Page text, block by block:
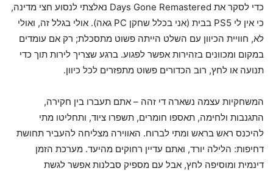
כדי לסקר את Days Gone Remastered נאלצתי לנסוע חצי מדינה,
כי אין לי PS5 בבית (אני בכלל שחקן PC גאה). אולי בגלל זה, ואולי
לא, חוויית הכיוון עם השלט הייתה פשוט מתסכלת; רק אם עומדים
במקום ומכוונים בזהירות אפשר לפגוע. ברגע שצריך לירות תוך כדי
תנועה או לחץ, רוב הכדורים פשוט מתפזרים לכל כיוון.
המשחקיות עצמה נשארה די זהה – אתם תעברו בין חקירה,
התגנבות ולחימה, תאספו חומרים, תשפרו ציוד, ותחליטו מתי
להיכנס ראש בראש ומתי לברוח. האווירה מצליחה להעביר תחושת
דחיפות: הלילה יורד, ואתם עדיין רחוקים מהיעד. מערכת הזמן
דינמית ומוסיפה לחץ, אבל עם מספיק סבלנות אפשר לגשת